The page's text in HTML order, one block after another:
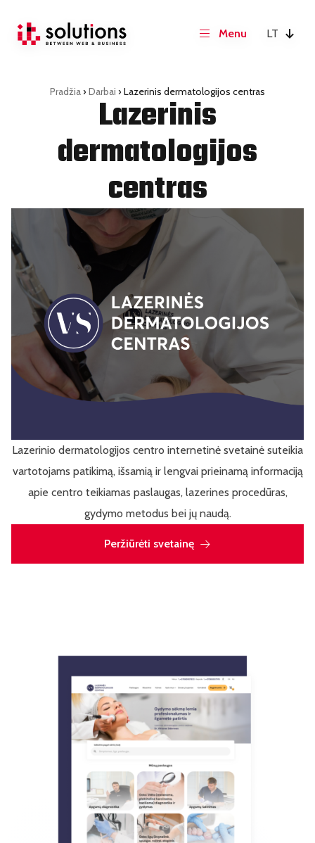
LT
Pradžia› Darbai › Lazerinis dermatologijos centras
Lazerinis
dermatologijos
centras
Lazerinio dermatologijos centro internetinė svetainė suteikia
vartotojams patikimą, išsamią ir lengvai prieinamą informaciją
apie centro teikiamas paslaugas, lazerines procedūras,
gydymo metodus bei jų naudą.
Peržiūrėti svetainę